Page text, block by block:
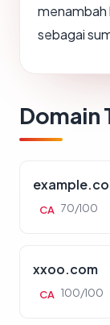
menambah
sebagai
Domain
CA 70/100
xxoo.com
CA 100/100